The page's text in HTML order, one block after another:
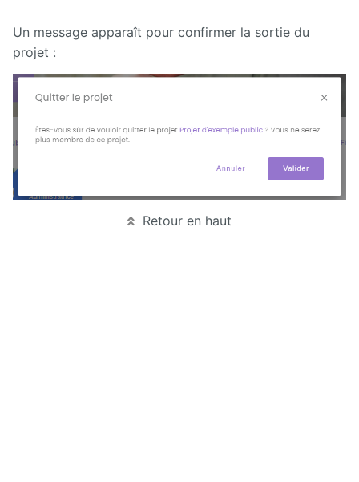
Un message apparaît pour confirmer la sortie du
projet :
Retour en haut